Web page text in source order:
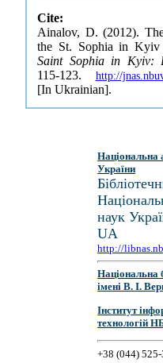
Cite:
Ainalov, D. (2012).
the St. Sophia in Kyiv
Saint Sophia in Kyiv:
115-123. http://
[In Ukrainian].
Національна
України
наук
UA
http://
Національна
імені В. І.
Інститут
технологій
+38 (044)